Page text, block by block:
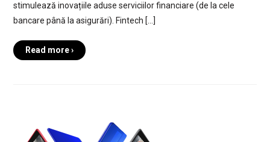
stimulează inovațiile aduse serviciilor financiare (de la cele
bancare până la asigurări). Fintech […]
Read more ›